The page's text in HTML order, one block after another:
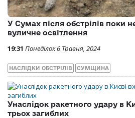
У Сумах після обстрілів поки
вуличне освітлення
19:31 Понеділок 6 Травня, 2024
НАСЛІДКИ ОБСТРІЛІВ СУМЩИНА
Унаслідок ракетного удару в
трьох загиблих